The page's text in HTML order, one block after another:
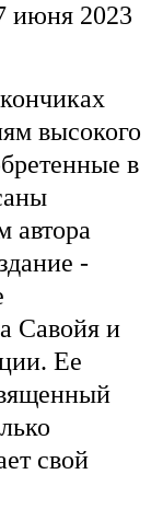
июня 2023
высокого
в
автора
-
Савойя и
Ее
свой